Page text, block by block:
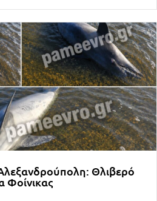
Θλιβερό
Φοίνικας